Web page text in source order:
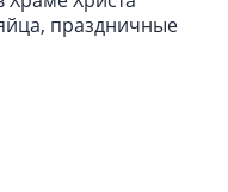
праздничные